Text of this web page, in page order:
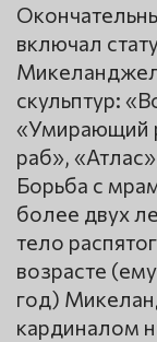
включал
скульптур:
«Умирающий
раб»,
Борьба с
более двух
тело
возрасте
год)
кардиналом